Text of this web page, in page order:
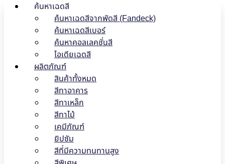
ค้นหาเฉดสี
ค้นหาเฉดสีจากพัดสี (Fandeck)
ค้นหาเฉดสีเบอร์
ค้นหาคอลเลคชั่นสี
ไอเดียเฉดสี
ผลิตภัณฑ์
สินค้าทั้งหมด
สีทาอาคาร
สีทาเหล็ก
สีทาไม้
เคมีภัณฑ์
ยิปซัม
สีที่มีความทนทานสูง